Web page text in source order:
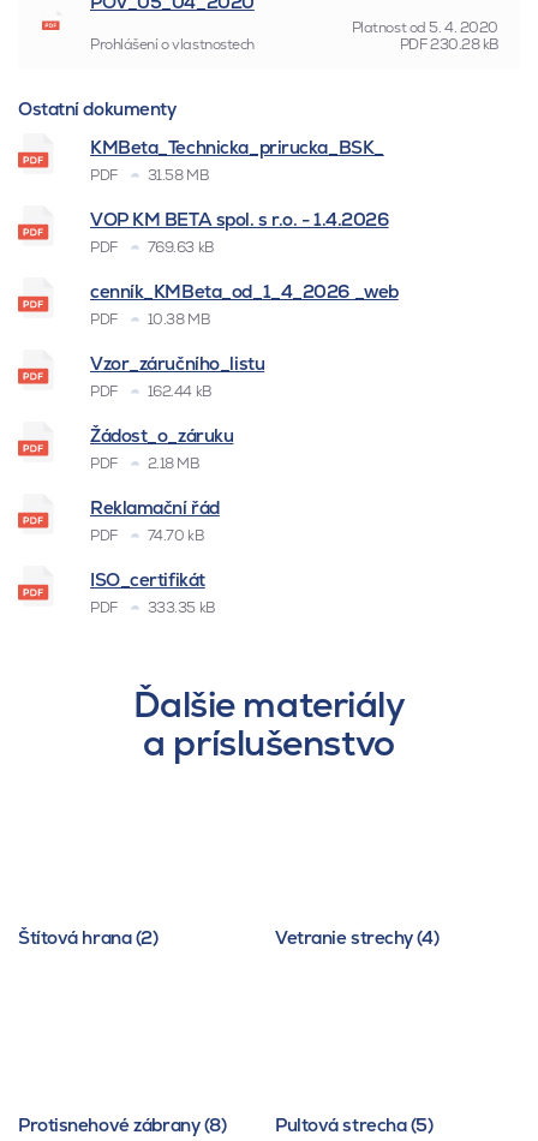
Platnost od 5. 4. 2020
Prohlášení o vlastnostech
PDF230.28 kB
Ostatní dokumenty
KMBeta_Technicka_prirucka_BSK_
PDF 31.58 MB
VOP KM BETA spol. s r.o. - 1.4.2026
PDF 769.63 kB
cenník_KMBeta_od_1_4_2026 _web
PDF 10.38 MB
Vzor_záručního_listu
PDF 162.44 kB
Žádost_o_záruku
PDF 2.18 MB
Reklamační řád
PDF 74.70 kB
ISO_certifikát
PDF 333.35 kB
Ďalšie materiály
a príslušenstvo
Štítová hrana (2) Vetranie strechy (4)
Protisnehové zábrany (8) Pultová strecha (5)